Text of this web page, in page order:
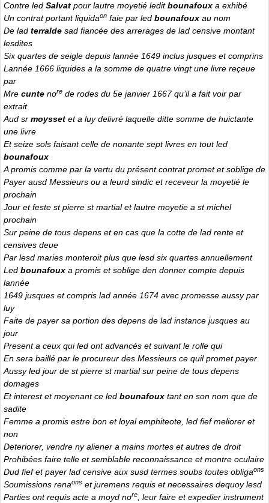
Contre led Salvat pour lautre moyetié leditbounafoux a exhibé
Un contrat portant liquidaon faie par led bounafoux au nom
De lad terralde sad fiancée des arrerages de lad censive montant
lesdites
Six quartes de seigle depuis lannée 1649 inclus jusques et comprins
Lannée 1666 liquides a la somme de quatre vingt une livre reçeue
par
Mre cunte nore de rodes du 5e janvier 1667 qu’il a fait voir par
extrait
Aud sr moysset et a luy delivré laquelle ditte somme de huictante
une livre
Et seize sols faisant celle de nonante sept livres en tout led
bounafoux
A promis comme par la vertu du présent contrat promet et soblige de
Payer ausd Messieurs ou a leurd sindic et receveur la moyetié le
prochain
Jour et feste st pierre st martial et lautre moyetie a st michel
prochain
Sur peine de tous depens et en cas que la cotte de lad rente et
censives deue
Par lesd maries monteroit plus que lesd six quartes annuellement
Led bounafoux a promis et soblige den donner compte depuis
lannée
1649 jusques et compris lad année 1674 avec promesse aussy par
luy
Faite de payer sa portion des depens de lad instance jusques au
jour
Present a ceux qui led ont advancés et suivant le rolle qui
En sera baillé par le procureur des Messieurs ce quil promet payer
Aussy led jour de st pierre st martial sur peine de tous depens
domages
Et interest et moyenant ce led bounafoux tant en son nom que de
sadite
Femme a promis estre bon et loyal emphiteote, led fief meliorer et
non
Deteriorer, vendre ny aliener a mains mortes et autres de droit
Prohibées faire telle et semblable reconnaissance et montre oculaire
Dud fief et payer lad censive aux susd termes soubs toutes obligaons
Soumissions renaons et juremens requis et necessaires dequoy lesd
Parties ont requis acte a moyd nore, leur faire et expedier instrument